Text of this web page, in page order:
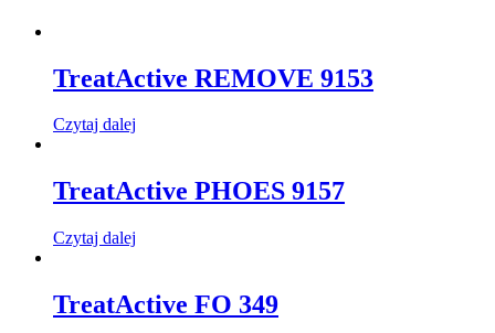
TreatActive REMOVE 9153
Czytaj dalej
TreatActive PHOES 9157
Czytaj dalej
TreatActive FO 349